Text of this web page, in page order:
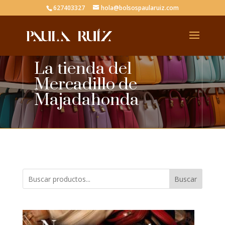
627403327 hola@bolsospaularuiz.com
La tienda del
Mercadillo de
Majadahonda
Buscar